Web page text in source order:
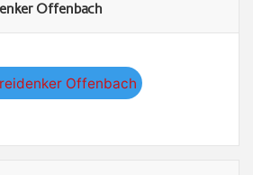
Offenbach
Offenbach